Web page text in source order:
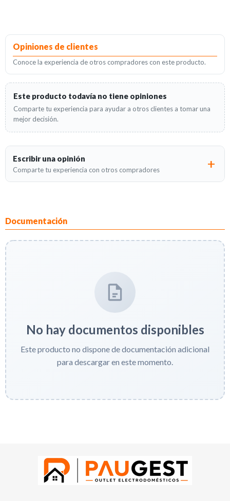
Opiniones de clientes
Conoce la experiencia de otros compradores con este producto.
Este producto todavía no tiene opiniones
Comparte tu experiencia para ayudar a otros clientes a tomar una
mejor decisión.
Escribir una opinión
Comparte tu experiencia con otros compradores
Documentación
No hay documentos disponibles
Este producto no dispone de documentación adicional
para descargar en este momento.